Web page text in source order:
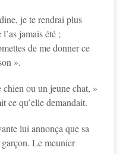
je te rendrai plus
jamais été ;
de me donner ce
».
ou un jeune chat, »
ce qu’elle demandait.
lui annonça que sa
Le meunier